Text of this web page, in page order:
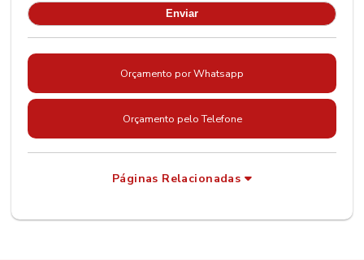
Orçamento por Whatsapp
Orçamento pelo Telefone
Páginas Relacionadas